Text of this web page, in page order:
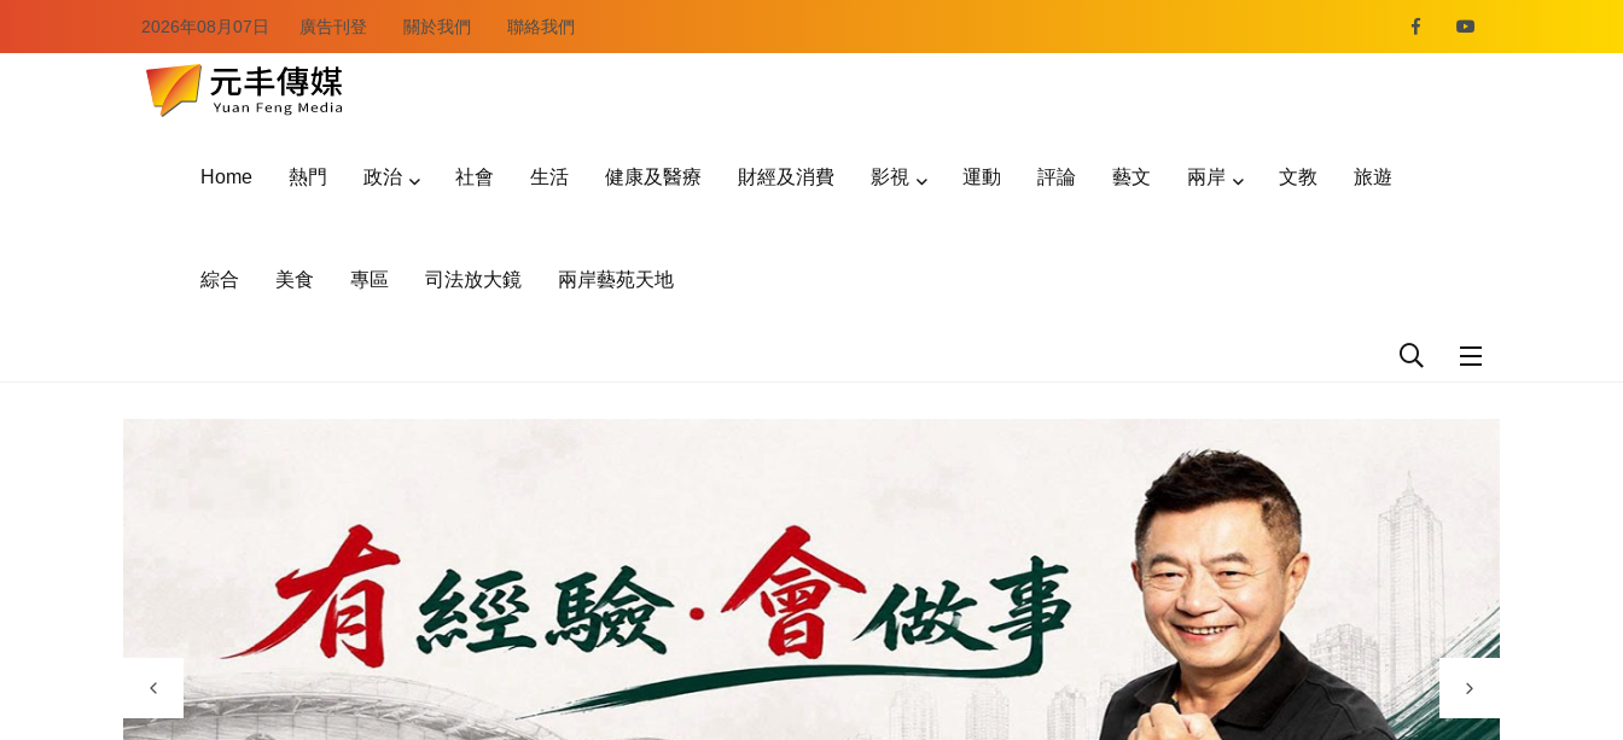
2026年08月07日 廣告刊登 關於我們 聯絡我們
Home 熱門 政治 社會 生活 健康及醫療 財經及消費 影視 運動 評論 藝文 兩岸 文教 旅遊
綜合 美食 專區 司法放大鏡 兩岸藝苑天地